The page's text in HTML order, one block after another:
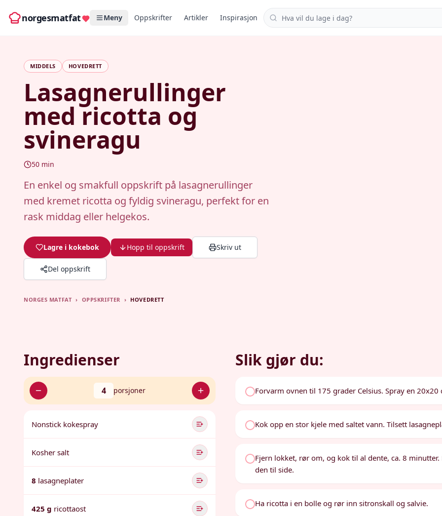
norgesmatfat Meny Oppskrifter Artikler Inspirasjon Søk i oppskrifter
MIDDELS HOVEDRETT
Lasagnerullinger
med ricotta og
svineragu
50 min
En enkel og smakfull oppskrift på lasagnerullinger
med kremet ricotta og fyldig svineragu, perfekt for en
rask middag eller helgekos.
Lagre i kokebok Hopp til oppskrift Skriv ut
Del oppskrift
NORGES MATFAT › OPPSKRIFTER › HOVEDRETT
Ingredienser
4 porsjoner
Nonstick kokespray
Kosher salt
8 lasagneplater
425 g ricottaost
Slik gjør du:
Forvarm ovnen til 175 grader Celsius. Spray en
Kok opp en stor kjele med saltet vann. Tilsett
Fjern lokket, rør om, og kok til al dente, ca. 8
den til side.
Ha ricotta i en bolle og rør inn sitronskall og salvie.